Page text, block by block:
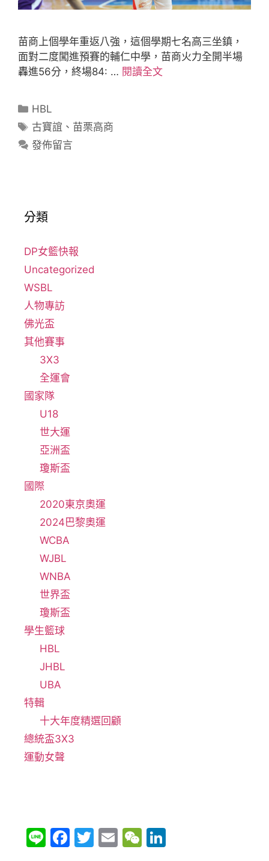
苗商上個學年重返八強，這個學期七名高三坐鎮，
面對二度闖進預賽的輔仁中學，苗商火力全開半場
轟進56分，終場84: … 閱讀全文
HBL
古寶誼 、 苗栗高商
發佈留言
分類
DP女籃快報
Uncategorized
WSBL
人物專訪
佛光盃
其他賽事
3X3
全運會
國家隊
U18
世大運
亞洲盃
瓊斯盃
國際
2020東京奧運
2024巴黎奧運
WCBA
WJBL
WNBA
世界盃
瓊斯盃
學生籃球
HBL
JHBL
UBA
特輯
十大年度精選回顧
總統盃3X3
運動女聲
Li F
T
E
W